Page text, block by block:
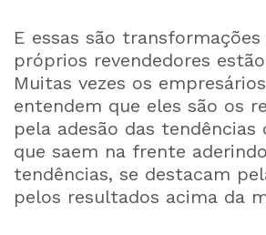
E essas são transformações
próprios revendedores
Muitas vezes os
entendem que eles são os
pela adesão das tendências
que saem na frente
tendências, se destacam
pelos resultados acima da